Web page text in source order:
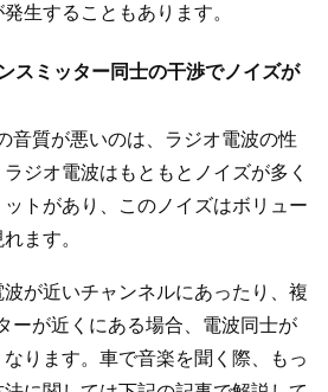
生することもあります。
スミッター同士の干渉でノイズが
音質が悪いのは、ラジオ電波の性
ジオ電波はもともとノイズが多く
トがあり、このノイズはボリュー
ます。
が近いチャンネルにあったり、複
ーが近くにある場合、電波同士が
ります。車で音楽を聞く際、もっ